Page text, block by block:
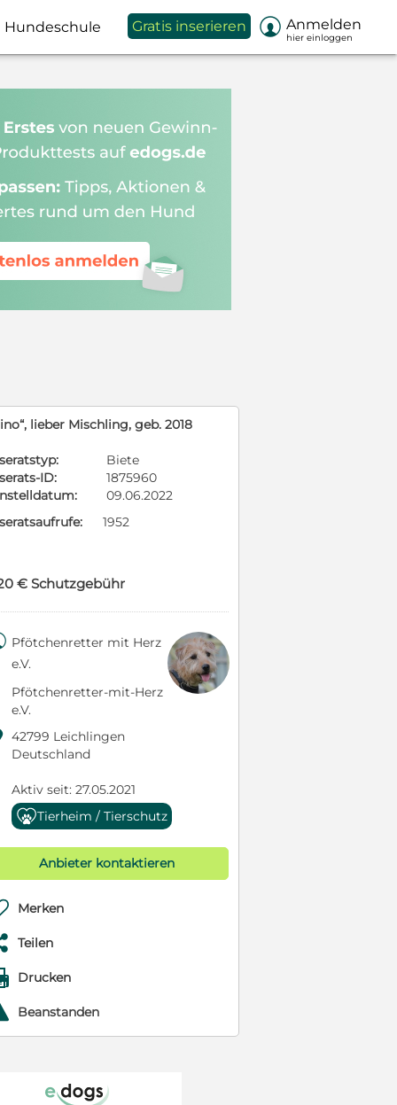
Hundeschule Gratis inserieren  Anmelden
hier einloggen
lieber Mischling, geb. 2018
Biete
ID:
1875960
09.06.2022
1952
€ Schutzgebühr
Pfötchenretter mit Herz
e.V.
Pfötchenretter-mit-Herz
e.V.
42799 Leichlingen
Deutschland
Aktiv seit: 27.05.2021
Tierheim / Tierschutz
Anbieter kontaktieren
Merken
Teilen
Drucken
Beanstanden